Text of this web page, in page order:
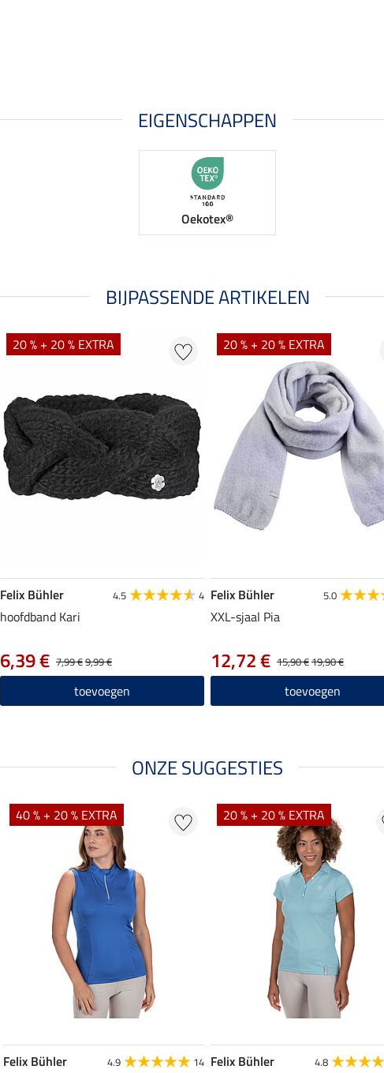
EIGENSCHAPPEN
Oekotex®
BIJPASSENDE ARTIKELEN
20 % + 20 % EXTRA
Felix Bühler 4.5 4
hoofdband Kari
7,99 €9,99 €
6,39 €
toevoegen
20 % + 20 % EXTRA
Felix Bühler 5.0
XXL-sjaal Pia
15,90 €19,90 €
12,72 €
toevoegen
ONZE SUGGESTIES
40 % + 20 % EXTRA
Felix Bühler 4.9 14
20 % + 20 % EXTRA
Felix Bühler 4.8